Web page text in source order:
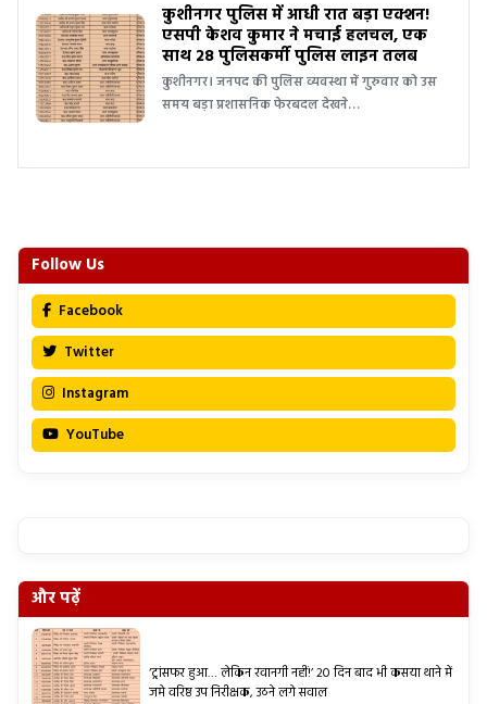
कुशीनगर पुलिस में आधी रात बड़ा एक्शन!
एसपी केशव कुमार ने मचाई हलचल, एक
साथ 28 पुलिसकर्मी पुलिस लाइन तलब
कुशीनगर। जनपद की पुलिस व्यवस्था में गुरुवार को उस
समय बड़ा प्रशासनिक फेरबदल देखने…
Follow Us
Facebook
Twitter
Instagram
YouTube
और पढ़ें
‘ट्रांसफर हुआ… लेकिन रवानगी नहीं!’ 20 दिन बाद भी कसया थाने में
जमे वरिष्ठ उप निरीक्षक, उठने लगे सवाल